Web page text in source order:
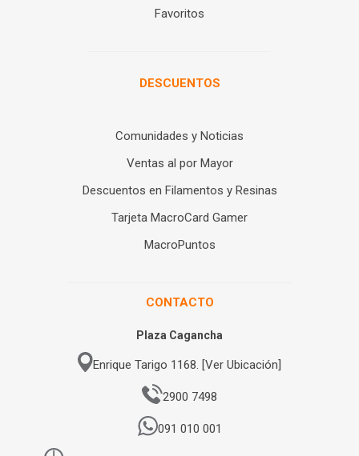
Favoritos
DESCUENTOS
Comunidades y Noticias
Ventas al por Mayor
Descuentos en Filamentos y Resinas
Tarjeta MacroCard Gamer
MacroPuntos
CONTACTO
Plaza Cagancha
Enrique Tarigo 1168. [Ver Ubicación]
2900 7498
091 010 001